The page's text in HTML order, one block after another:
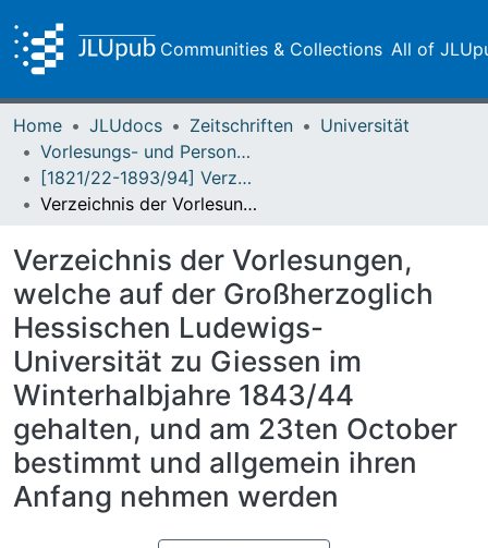
Communities & Collections All of
Home JLUdocs Zeitschriften
Universität
Vorlesungs- und Personalverzeichnis / Justus-Liebig-Universität Gießen
[1821/22-1893/94] Verzeichniß der Vorlesungen / Großherzoglich Hessische Universität zu Giessen
Verzeichnis der Vorlesungen, welche auf der Großherzoglich Hessischen Ludewigs-Universität zu Giessen im Winterhalbjahre 1843/44 gehalten, und am 23ten October bestimmt und allgemein ihren Anfang nehmen werden
Verzeichnis der Vorlesungen,
welche auf der Großherzoglich
Hessischen Ludewigs-
Universität zu Giessen im
Winterhalbjahre 1843/44
gehalten, und am 23ten October
bestimmt und allgemein ihren
Anfang nehmen werden